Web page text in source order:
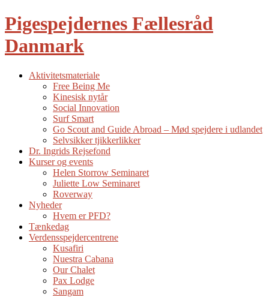
Pigespejdernes Fællesråd
Danmark
Aktivitetsmateriale
Free Being Me
Kinesisk nytår
Social Innovation
Surf Smart
Go Scout and Guide Abroad – Mød spejdere i udlandet
Selvsikker tjikkerlikker
Dr. Ingrids Rejsefond
Kurser og events
Helen Storrow Seminaret
Juliette Low Seminaret
Roverway
Nyheder
Hvem er PFD?
Tænkedag
Verdensspejdercentrene
Kusafiri
Nuestra Cabana
Our Chalet
Pax Lodge
Sangam